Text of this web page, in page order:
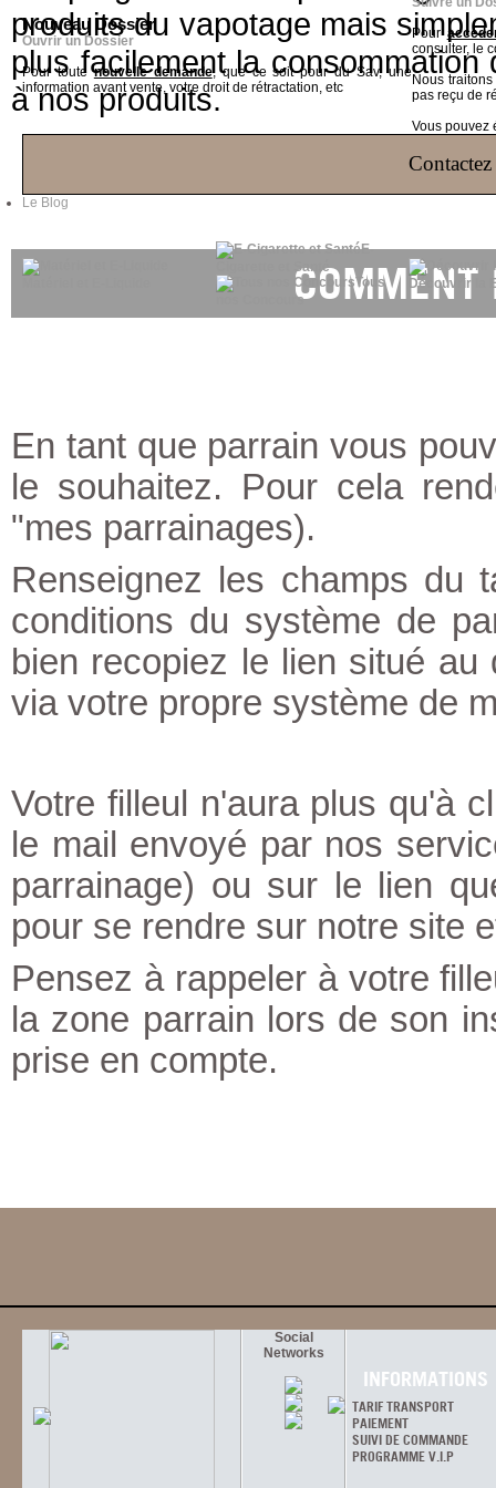
Nouveau Dossier
Ouvrir un Dossier
Pour toutenouvelle demande, que ce soit pour du Sav, une
information avant vente, votre droit de rétractation, etc
Pour
consulter, le
Nous
pas reçu de
Vous pouvez
Le Blog
E-
Cigarette et Santé
Tous
nos Concours
Découvrir la
produits du vapotage mais
plus facilement la
à nos produits.
COMMENT
En tant que parrain vous
le souhaitez. Pour cela
"mes parrainages).
Renseignez les champs du
conditions du système de
bien recopiez le lien situé
via votre propre système de
Votre filleul n'aura plus qu'à
le mail envoyé par nos
parrainage) ou sur le lien
pour se rendre sur notre site
Pensez à rappeler à votre
la zone parrain lors de son
prise en compte.
Social
Networks
INFORMATIONS
TARIF TRANSPORT
PAIEMENT
SUIVI DE COMMANDE
PROGRAMME V.I.P